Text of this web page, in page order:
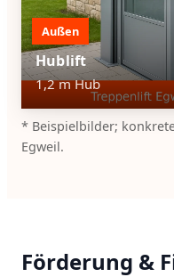
Außen
Hublift
1,2 m Hub
* Beispielbilder;
Egweil.
Förderung &